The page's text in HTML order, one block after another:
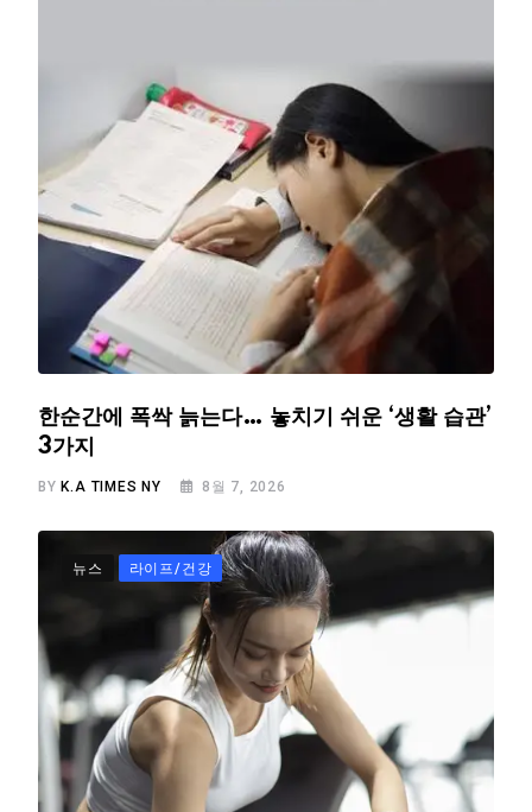
한순간에 폭싹 늙는다… 놓치기 쉬운 ‘생활 습관’
3가지
BY K.A TIMES NY 8월 7, 2026
뉴스 라이프/건강